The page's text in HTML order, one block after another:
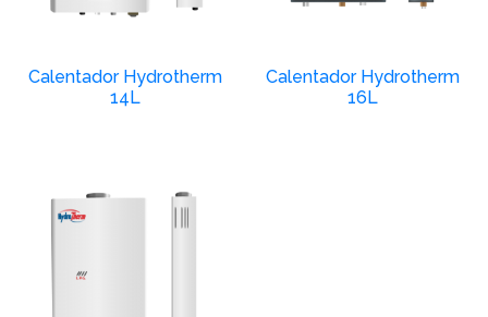
Calentador Hydrotherm
14L
Calentador Hydrotherm
16L